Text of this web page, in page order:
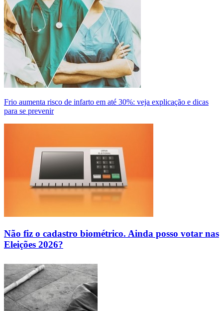
Frio aumenta risco de infarto em até 30%: veja explicação e dicas
para se prevenir
Não fiz o cadastro biométrico. Ainda posso votar nas
Eleições 2026?